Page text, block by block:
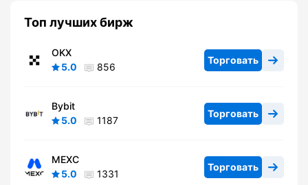
Топ лучших бирж
OKX
5.0
856
Торговать
Bybit
5.0
1187
Торговать
MEXC
5.0
1331
Торговать